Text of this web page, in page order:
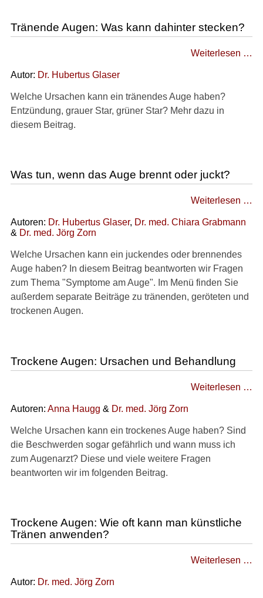
Tränende Augen: Was kann dahinter stecken?
Weiterlesen …
Autor: Dr. Hubertus Glaser
Welche Ursachen kann ein tränendes Auge haben?
Entzündung, grauer Star, grüner Star? Mehr dazu in
diesem Beitrag.
Was tun, wenn das Auge brennt oder juckt?
Weiterlesen …
Autoren: Dr. Hubertus Glaser, Dr. med. Chiara Grabmann
& Dr. med. Jörg Zorn
Welche Ursachen kann ein juckendes oder brennendes
Auge haben? In diesem Beitrag beantworten wir Fragen
zum Thema "Symptome am Auge". Im Menü finden Sie
außerdem separate Beiträge zu tränenden, geröteten und
trockenen Augen.
Trockene Augen: Ursachen und Behandlung
Weiterlesen …
Autoren: Anna Haugg & Dr. med. Jörg Zorn
Welche Ursachen kann ein trockenes Auge haben? Sind
die Beschwerden sogar gefährlich und wann muss ich
zum Augenarzt? Diese und viele weitere Fragen
beantworten wir im folgenden Beitrag.
Trockene Augen: Wie oft kann man künstliche
Tränen anwenden?
Weiterlesen …
Autor: Dr. med. Jörg Zorn
►
►
Gesundheitsthemen